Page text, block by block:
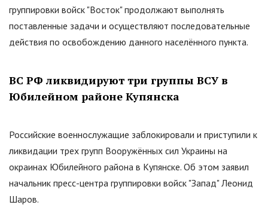
группировки войск "Восток"продолжают выполнять
поставленные задачи и осуществляют последовательные
действия по освобождению данного населённого пункта.
ВС РФ ликвидируют три группы ВСУ в
Юбилейном районе Купянска
Российские военнослужащие заблокировали и приступили к
ликвидации трех групп Вооружённых сил Украины на
окраинах Юбилейного района в Купянске. Об этом заявил
начальник пресс-центра группировки войск "Запад"Леонид
Шаров.